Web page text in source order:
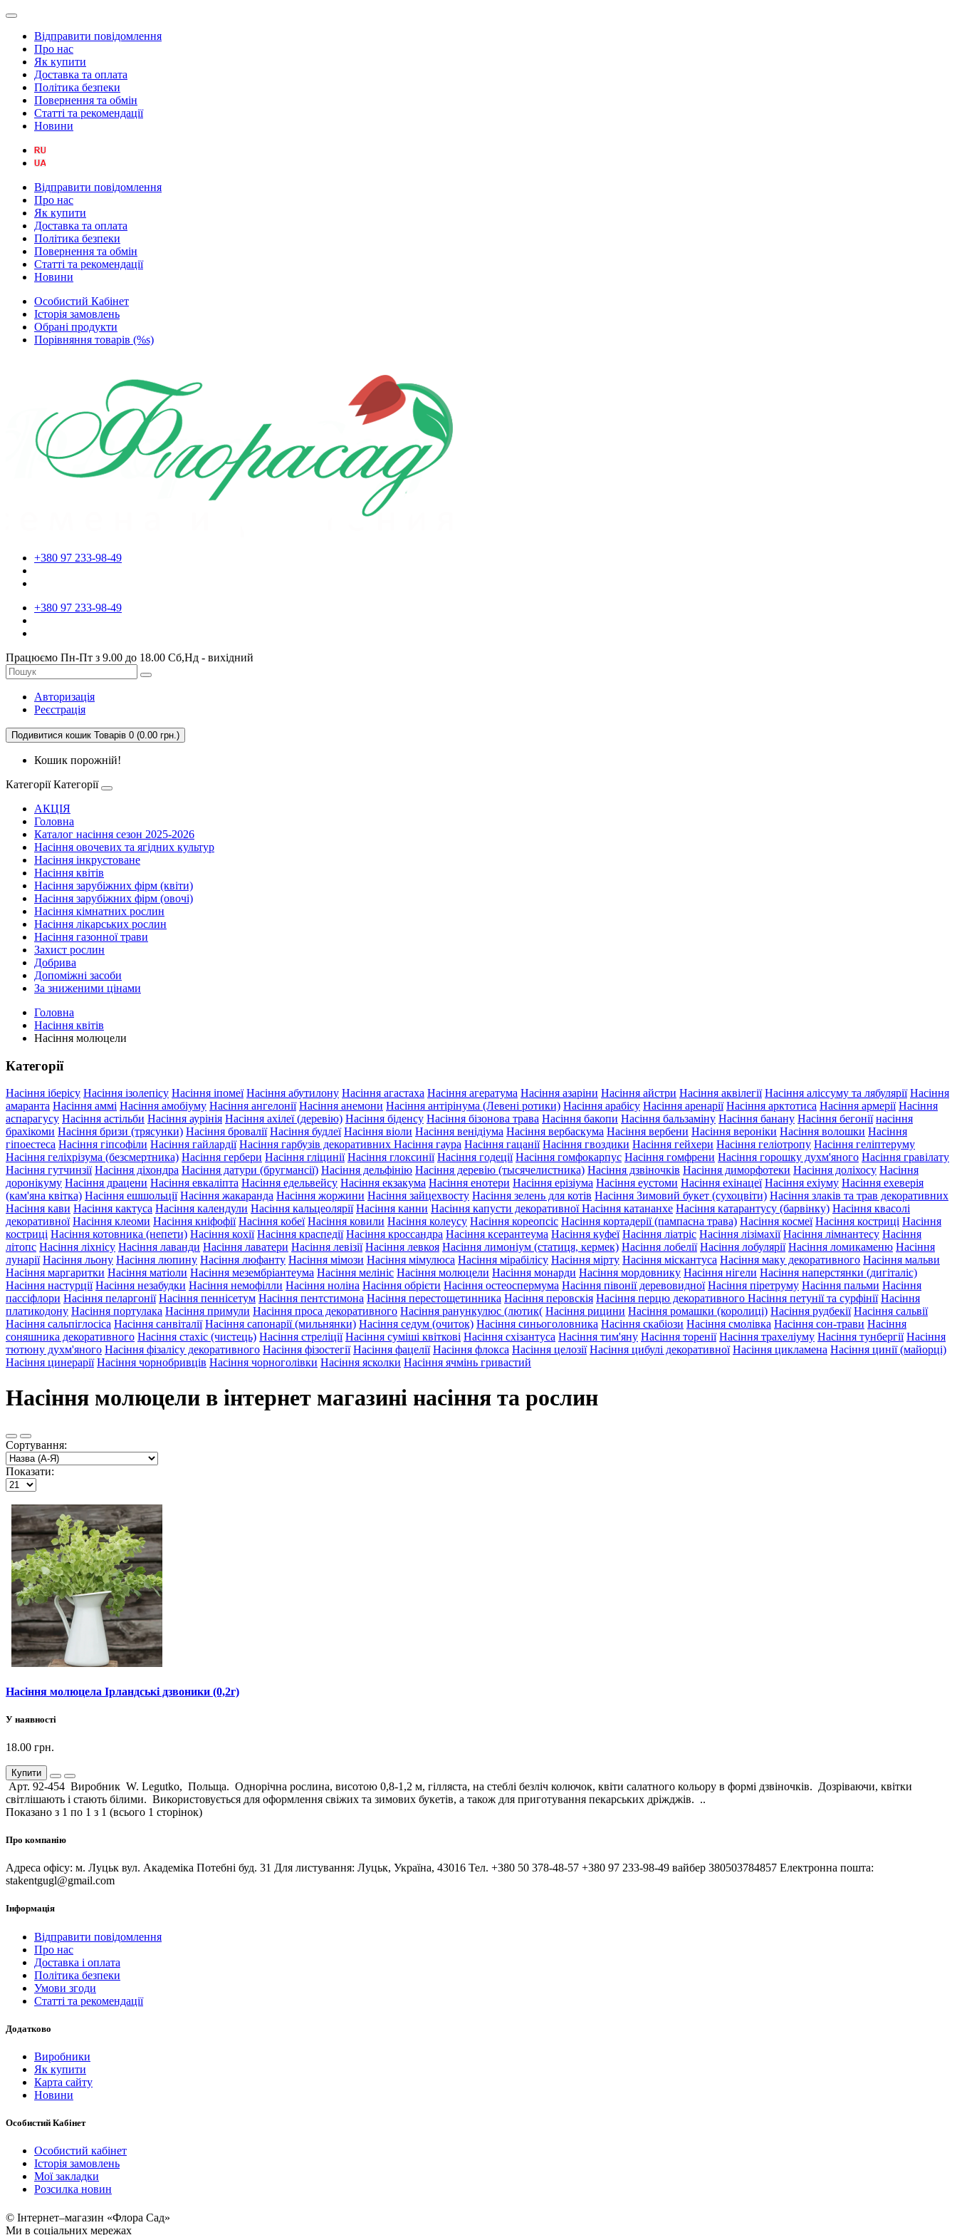
Відправити повідомлення
Про нас
Як купити
Доставка та оплата
Політика безпеки
Повернення та обмін
Статті та рекомендації
Новини
Відправити повідомлення
Про нас
Як купити
Доставка та оплата
Політика безпеки
Повернення та обмін
Статті та рекомендації
Новини
Особистий Кабінет
Історія замовлень
Обрані продукти
Порівняння товарів (%s)
+380 97 233-98-49
+380 97 233-98-49
Працюємо Пн-Пт з 9.00 до 18.00 Сб,Нд - вихідний
Авторизація
Реєстрація
Подивитися кошик Товарів 0 (0.00 грн.)
Кошик порожній!
Категорії Категорії
АКЦІЯ
Головна
Каталог насіння сезон 2025-2026
Насіння овочевих та ягідних культур
Насіння інкрустоване
Насіння квітів
Насіння зарубіжних фірм (квіти)
Насіння зарубіжних фірм (овочі)
Насіння кімнатних рослин
Насіння лікарських рослин
Насіння газонної трави
Захист рослин
Добрива
Допоміжні засоби
За зниженими цінами
Головна
Насіння квітів
Насіння молюцели
Категорії
Насіння іберісу Насіння ізолепісу Насіння іпомеї Насіння абутилону Насіння агастаха Насіння агератума Насіння азаріни Насіння айстри Насіння аквілегії Насіння аліссуму та лябулярії Насіння
амаранта Насіння аммі Насіння амобіуму Насіння ангелонії Насіння анемони Насіння антірінума (Левені ротики) Насіння арабісу Насіння аренарії Насіння арктотиса Насіння армерії Насіння
аспарагусу Насіння астільби Насіння аурінія Насіння ахілеї (деревію) Насіння біденсу Насіння бізонова трава Насіння бакопи Насіння бальзаміну Насіння банану Насіння бегонії насіння
брахікоми Насіння бризи (трясунки) Насіння бровалії Насіння будлеї Насіння віоли Насіння венідіума Насіння вербаскума Насіння вербени Насіння вероніки Насіння волошки Насіння
гіпоестеса Насіння гіпсофіли Насіння гайлардії Насіння гарбузів декоративних Насіння гаура Насіння гацанії Насіння гвоздики Насіння гейхери Насіння геліотропу Насіння геліптеруму
Насіння геліхрізума (безсмертника) Насіння гербери Насіння гліцинії Насіння глоксинії Насіння годеції Насіння гомфокарпус Насіння гомфрени Насіння горошку духм'яного Насіння гравілату
Насіння гутчинзії Насіння діхондра Насіння датури (бругмансії) Насіння дельфінію Насіння деревію (тысячелистника) Насіння дзвіночків Насіння диморфотеки Насіння доліхосу Насіння
доронікуму Насіння драцени Насіння евкаліпта Насіння едельвейсу Насіння екзакума Насіння енотери Насіння ерізіума Насіння еустоми Насіння ехінацеї Насіння ехіуму Насіння ехеверія
(кам'яна квітка) Насіння ешшольції Насіння жакаранда Насіння жоржини Насіння зайцехвосту Насіння зелень для котів Насіння Зимовий букет (сухоцвіти) Насіння злаків та трав декоративних
Насіння кави Насіння кактуса Насіння календули Насіння кальцеолярії Насіння канни Насіння капусти декоративноїНасіння катананхе Насіння катарантусу (барвінку) Насіння квасолі
декоративної Насіння клеоми Насіння кніфофії Насіння кобеї Насіння ковили Насіння колеусу Насіння кореопсіс Насіння кортадерії (пампасна трава) Насіння космеї Насіння костриці Насіння
костриці Насіння котовника (непети) Насіння кохії Насіння краспедії Насіння кроссандра Насіння ксерантеума Насіння куфеї Насіння ліатріс Насіння лізімахії Насіння лімнантесу Насіння
літопс Насіння ліхнісу Насіння лаванди Насіння лаватери Насіння левізії Насіння левкоя Насіння лимоніум (статиця, кермек) Насіння лобелії Насіння лобулярії Насіння ломикаменю Насіння
лунарії Насіння льону Насіння люпину Насіння люфанту Насіння мімози Насіння мімулюса Насіння мірабілісу Насіння мірту Насіння міскантуса Насіння маку декоративного Насіння мальви
Насіння маргаритки Насіння матіоли Насіння мезембріантеума Насіння мелініс Насіння молюцели Насіння монарди Насіння мордовнику Насіння нігели Насіння наперстянки (дигіталіс)
Насіння настурції Насіння незабудки Насіння немофілли Насіння ноліна Насіння обрієти Насіння остеоспермума Насіння півонії деревовидної Насіння піретруму Насіння пальми Насіння
пассіфлори Насіння пеларгонії Насіння пеннісетум Насіння пентстимона Насіння перестощетинника Насіння перовскія Насіння перцю декоративного Насіння петунії та сурфінії Насіння
платикодону Насіння портулака Насіння примули Насіння проса декоративного Насіння ранункулюс (лютик( Насіння рицини Насіння ромашки (королиці) Насіння рудбекії Насіння сальвії
Насіння сальпіглосіса Насіння санвіталії Насіння сапонарії (мильнянки) Насіння седум (очиток) Насіння синьоголовника Насіння скабіози Насіння смолівка Насіння сон-трави Насіння
соняшника декоративного Насіння стахіс (чистець) Насіння стреліції Насіння суміші квіткові Насіння схізантуса Насіння тим'яну Насіння торенії Насіння трахеліуму Насіння тунбергії Насіння
тютюну духм'яного Насіння фізалісу декоративного Насіння фізостегії Насіння фацелії Насіння флокса Насіння целозії Насіння цибулі декоративної Насіння цикламена Насіння цинії (майорці)
Насіння цинерарії Насіння чорнобривців Насіння чорноголівки Насіння ясколки Насіння ячмінь гривастий
Насіння молюцели в інтернет магазині насіння та рослин
Сортування:
Показати:
Насіння молюцела Ірландські дзвоники (0,2г)
У наявності
18.00 грн.
Купити
Арт. 92-454 Виробник W. Legutko, Польща. Однорічна рослина, висотою 0,8-1,2 м, гілляста, на стеблі безліч колючок, квіти салатного кольору в формі дзвіночків. Дозріваючи, квітки
світлішають і стають білими. Використовується для оформлення свіжих та зимових букетів, а також для приготування пекарських дріжджів. ..
Показано з 1 по 1 з 1 (всього 1 сторінок)
Про компанію
Адреса офісу: м. Луцьк вул. Академіка Потебні буд. 31 Для листування: Луцьк, Україна, 43016 Тел. +380 50 378-48-57 +380 97 233-98-49 вайбер 380503784857 Електронна пошта:
stakentgugl@gmail.com
Інформація
Відправити повідомлення
Про нас
Доставка і оплата
Політика безпеки
Умови згоди
Статті та рекомендації
Додатково
Виробники
Як купити
Карта сайту
Новини
Особистий Кабінет
Особистий кабінет
Історія замовлень
Мої закладки
Розсилка новин
© Інтернет–магазин «Флора Сад»
Ми в соціальних мережах